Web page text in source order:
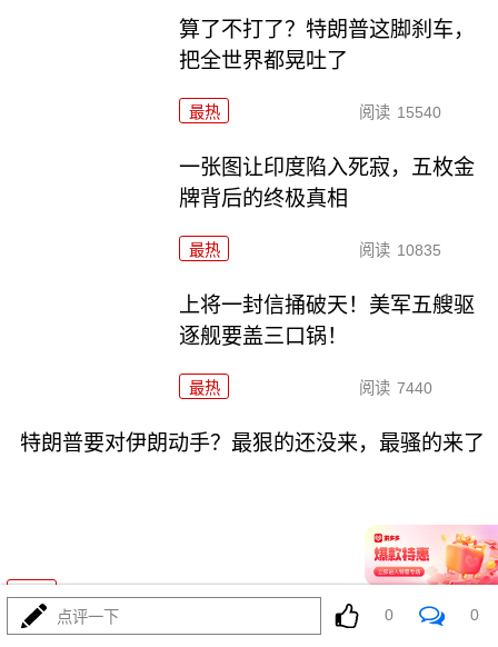
算了不打了？特朗普这脚刹车，
把全世界都晃吐了
最热 阅读 15540
一张图让印度陷入死寂，五枚金
牌背后的终极真相
最热 阅读 10835
上将一封信捅破天！美军五艘驱
逐舰要盖三口锅！
最热 阅读 7440
特朗普要对伊朗动手？最狠的还没来，最骚的来了
最热 阅读 6041
点评一下 0 0